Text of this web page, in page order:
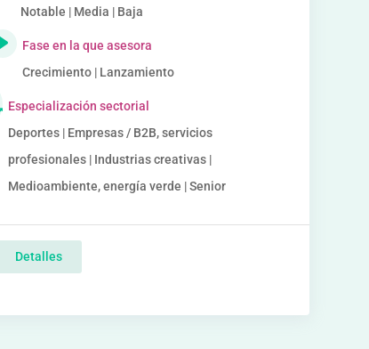
Notable | Media | Baja
Fase en la que asesora
Crecimiento | Lanzamiento
Especialización sectorial
Deportes | Empresas / B2B, servicios
profesionales | Industrias creativas |
Medioambiente, energía verde | Senior
Detalles